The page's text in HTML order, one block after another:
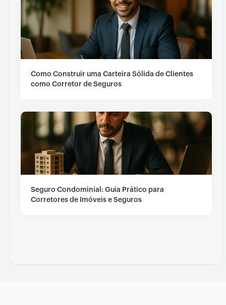
Como Construir uma Carteira Sólida de Clientes
como Corretor de Seguros
Seguro Condominial: Guia Prático para
Corretores de Imóveis e Seguros